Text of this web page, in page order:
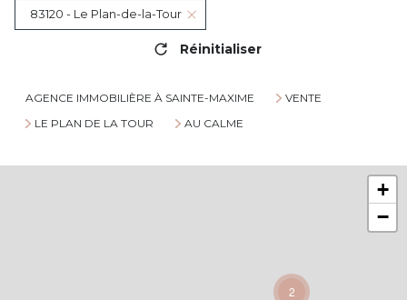
83120 - Le Plan-de-la-Tour
Réinitialiser
AGENCE IMMOBILIÈRE À SAINTE-MAXIME
VENTE
LE PLAN DE LA TOUR
AU CALME
2
+
−